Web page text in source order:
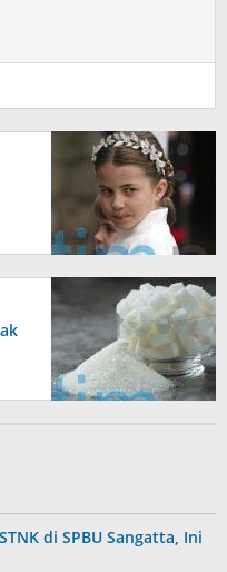
di SPBU Sangatta, Ini